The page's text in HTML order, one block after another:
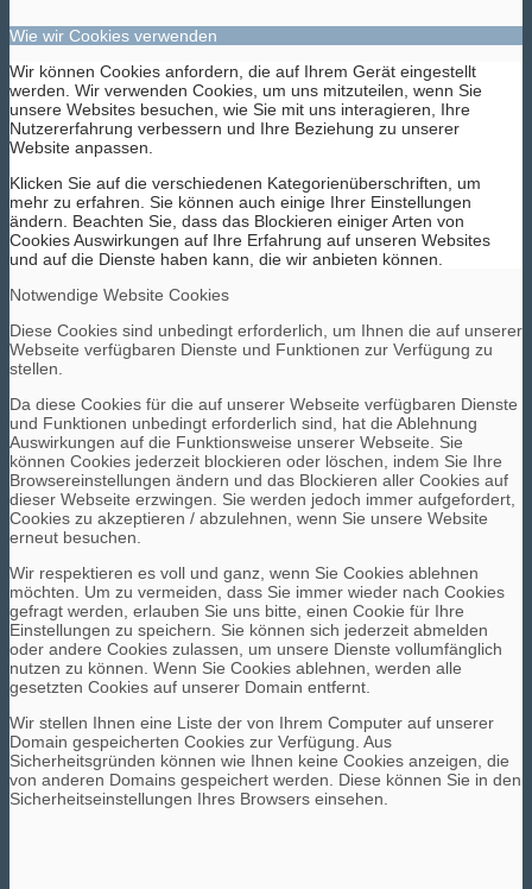
Wie wir Cookies verwenden
Wir können Cookies anfordern, die auf Ihrem Gerät eingestellt
werden. Wir verwenden Cookies, um uns mitzuteilen, wenn Sie
unsere Websites besuchen, wie Sie mit uns interagieren, Ihre
Nutzererfahrung verbessern und Ihre Beziehung zu unserer
Website anpassen.
Klicken Sie auf die verschiedenen Kategorienüberschriften, um
mehr zu erfahren. Sie können auch einige Ihrer Einstellungen
ändern. Beachten Sie, dass das Blockieren einiger Arten von
Cookies Auswirkungen auf Ihre Erfahrung auf unseren Websites
und auf die Dienste haben kann, die wir anbieten können.
Notwendige Website Cookies
Diese Cookies sind unbedingt erforderlich, um Ihnen die auf unserer
Webseite verfügbaren Dienste und Funktionen zur Verfügung zu
stellen.
Da diese Cookies für die auf unserer Webseite verfügbaren Dienste
und Funktionen unbedingt erforderlich sind, hat die Ablehnung
Auswirkungen auf die Funktionsweise unserer Webseite. Sie
können Cookies jederzeit blockieren oder löschen, indem Sie Ihre
Browsereinstellungen ändern und das Blockieren aller Cookies auf
dieser Webseite erzwingen. Sie werden jedoch immer aufgefordert,
Cookies zu akzeptieren / abzulehnen, wenn Sie unsere Website
erneut besuchen.
Wir respektieren es voll und ganz, wenn Sie Cookies ablehnen
möchten. Um zu vermeiden, dass Sie immer wieder nach Cookies
gefragt werden, erlauben Sie uns bitte, einen Cookie für Ihre
Einstellungen zu speichern. Sie können sich jederzeit abmelden
oder andere Cookies zulassen, um unsere Dienste vollumfänglich
nutzen zu können. Wenn Sie Cookies ablehnen, werden alle
gesetzten Cookies auf unserer Domain entfernt.
Wir stellen Ihnen eine Liste der von Ihrem Computer auf unserer
Domain gespeicherten Cookies zur Verfügung. Aus
Sicherheitsgründen können wie Ihnen keine Cookies anzeigen, die
von anderen Domains gespeichert werden. Diese können Sie in den
Sicherheitseinstellungen Ihres Browsers einsehen.